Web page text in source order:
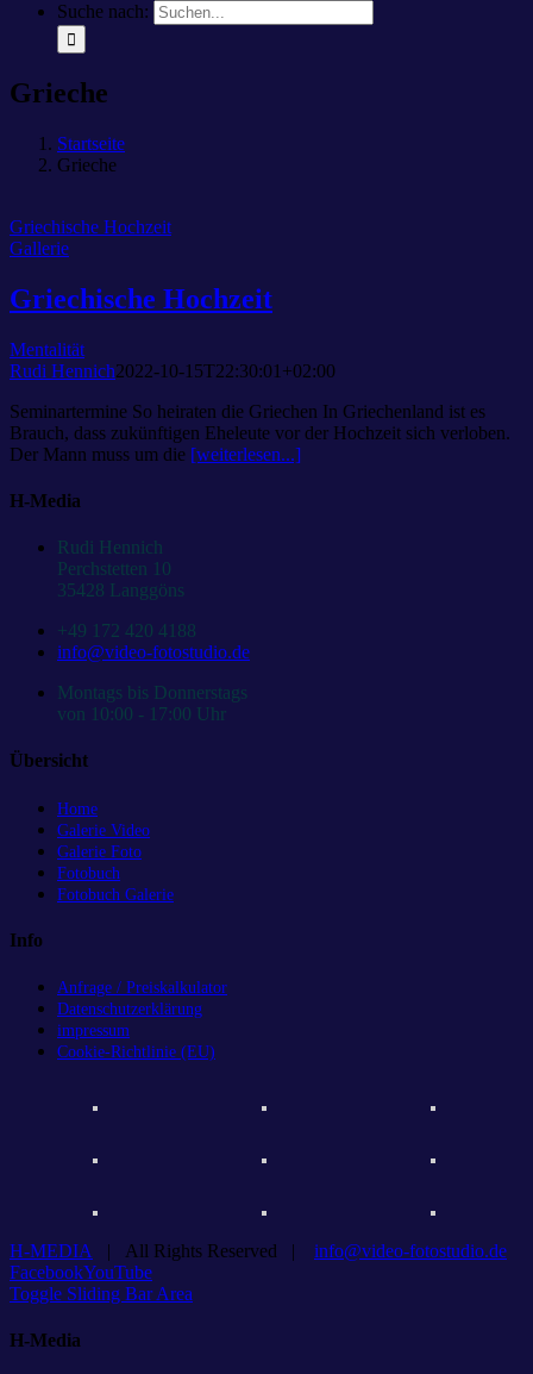
Suche nach:
Grieche
Startseite
Grieche
Griechische Hochzeit
Gallerie
Griechische Hochzeit
Mentalität
Rudi Hennich2022-10-15T22:30:01+02:00
Seminartermine So heiraten die Griechen In Griechenland ist es
Brauch, dass zukünftigen Eheleute vor der Hochzeit sich verloben.
Der Mann muss um die [weiterlesen...]
H-Media
Rudi Hennich
Perchstetten 10
35428 Langgöns
+49 172 420 4188
info@video-fotostudio.de
Montags bis Donnerstags
von 10:00 - 17:00 Uhr
Übersicht
Home
Galerie Video
Galerie Foto
Fotobuch
Fotobuch Galerie
Info
Anfrage / Preiskalkulator
Datenschutzerklärung
impressum
Cookie-Richtlinie (EU)
H-MEDIA | All Rights Reserved | info@video-fotostudio.de
FacebookYouTube
Toggle Sliding Bar Area
H-Media